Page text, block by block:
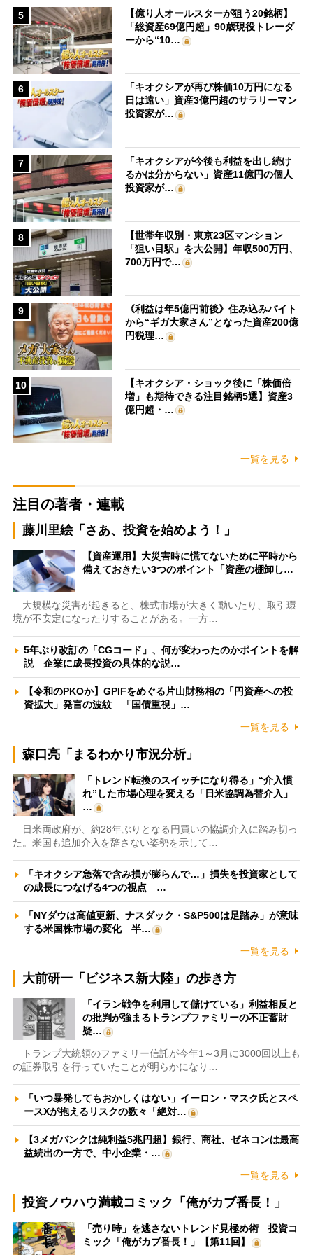
5
【億り人オールスターが狙う20銘柄】
「総資産69億円超」90歳現役トレーダ
ーから“10…
6
「キオクシアが再び株価10万円になる
日は遠い」資産3億円超のサラリーマン
投資家が…
7
「キオクシアが今後も利益を出し続け
るかは分からない」資産11億円の個人
投資家が…
8
【世帯年収別・東京23区マンション
「狙い目駅」を大公開】年収500万円、
700万円で…
9
《利益は年5億円前後》住み込みバイト
から“ギガ大家さん”となった資産200億
円税理…
10
【キオクシア・ショック後に「株価倍
増」も期待できる注目銘柄5選】資産3
億円超・…
一覧を見る
注目の著者・連載
藤川里絵「さあ、投資を始めよう！」
【資産運用】大災害時に慌てないために平時から
備えておきたい3つのポイント「資産の棚卸し…
大規模な災害が起きると、株式市場が大きく動いたり、取引環
境が不安定になったりすることがある。一方…
5年ぶり改訂の「CGコード」、何が変わったのかポイントを解
説 企業に成長投資の具体的な説…
【令和のPKOか】GPIFをめぐる片山財務相の「円資産への投
資拡大」発言の波紋 「国債重視」…
一覧を見る
森口亮「まるわかり市況分析」
「トレンド転換のスイッチになり得る」“介入慣
れ”した市場心理を変える「日米協調為替介入」
…
日米両政府が、約28年ぶりとなる円買いの協調介入に踏み切っ
た。米国も追加介入を辞さない姿勢を示して…
「キオクシア急落で含み損が膨らんで…」損失を投資家として
の成長につなげる4つの視点 …
「NYダウは高値更新、ナスダック・S&P500は足踏み」が意味
する米国株市場の変化 半…
一覧を見る
大前研一「ビジネス新大陸」の歩き方
「イラン戦争を利用して儲けている」利益相反と
の批判が強まるトランプファミリーの不正蓄財
疑…
トランプ大統領のファミリー信託が今年1～3月に3000回以上も
の証券取引を行っていたことが明らかになり…
「いつ暴発してもおかしくはない」イーロン・マスク氏とスペ
ースXが抱えるリスクの数々「絶対…
【3メガバンクは純利益5兆円超】銀行、商社、ゼネコンは最高
益続出の一方で、中小企業・…
一覧を見る
投資ノウハウ満載コミック「俺がカブ番長！」
「売り時」を逃さないトレンド見極め術 投資コ
ミック「俺がカブ番長！」【第11回】